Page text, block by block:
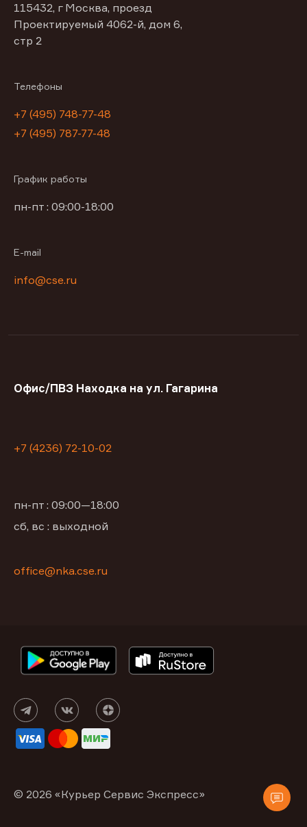
115432, г Москва, проезд
Проектируемый 4062-й, дом 6,
стр 2
Телефоны
+7 (495) 748-77-48
+7 (495) 787-77-48
График работы
пн-пт : 09:00-18:00
E-mail
info@cse.ru
Офис/ПВЗ Находка на ул. Гагарина
+7 (4236) 72-10-02
пн-пт : 09:00—18:00
сб, вс : выходной
office@nka.cse.ru
© 2026 «Курьер Сервис Экспресс»